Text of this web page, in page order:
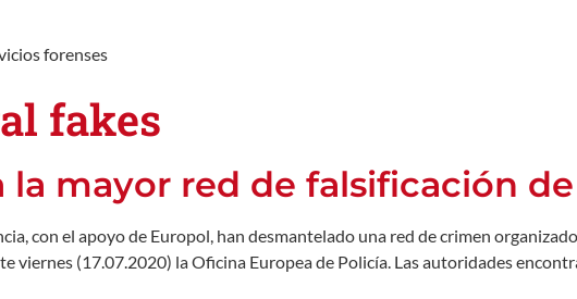
forenses
fakes
la mayor red de falsificación
con el apoyo de Europol, han desmantelado una red de crimen
viernes (17.07.2020) la Oficina Europea de Policía. Las autoridades